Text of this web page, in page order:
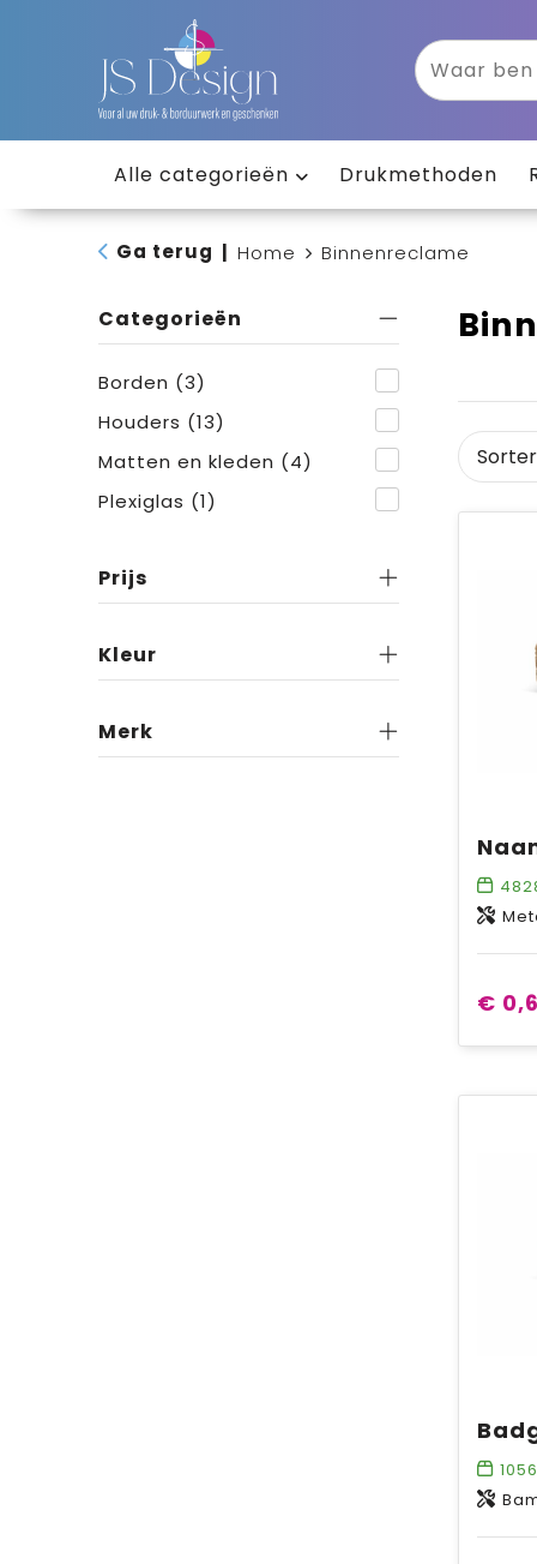
Alle categorieën Drukmethoden
Ga terug Home Binnenreclame
Categorieën
Borden (3)
Houders (13)
Matten en kleden (4)
Plexiglas (1)
Prijs
Kleur
Merk
€